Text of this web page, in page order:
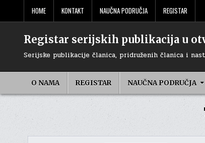
content
HOME KONTAKT NAUČNA PODRUČJA REGISTAR
Registar serijskih publikacija u
Serijske publikacije članica, pridruženih članica i
O NAMA REGISTAR NAUČNA PODRUČJA